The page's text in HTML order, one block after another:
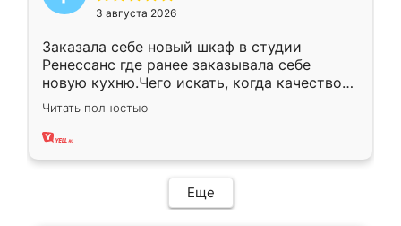
3 августа 2026
Заказала себе новый шкаф в студии
Ренессанс где ранее заказывала себе
новую кухню.Чего искать, когда качеством
вполне довольна. Служит кухня уже почти
два года, нареканий нет.
Читать полностью
Еще